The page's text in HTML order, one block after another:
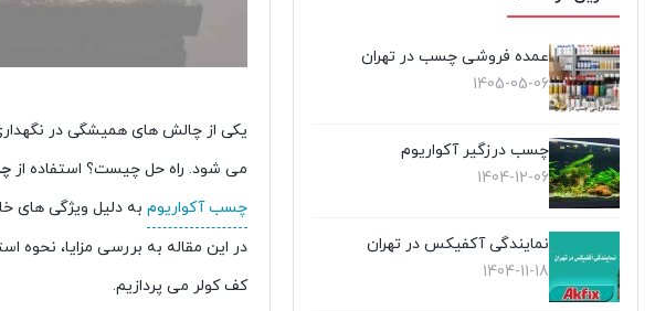
عمده فروشی چسب در تهران
1405-05-06
چسب درزگیر آکواریوم
1404-12-06
نمایندگی آکفیکس در تهران
1404-11-18
یکی از چالش های همیشگی در
می شود. راه حل چیست؟ استفاده از
چسب آکواریوم به دلیل ویژگی های
در این مقاله به بررسی مزایا،
کف کولر می پردازیم.